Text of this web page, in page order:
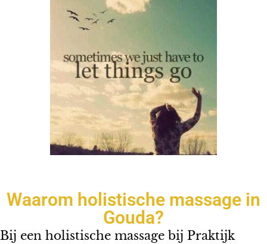
Waarom holistische massage in
Gouda?
Bij een holistische massage bij Praktijk